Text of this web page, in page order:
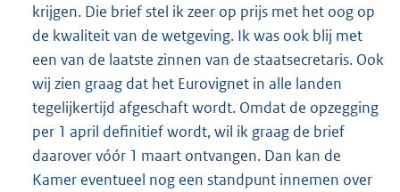
krijgen. Die brief stel ik zeer op prijs met het oog op
de kwaliteit van de wetgeving. Ik was ook blij met
een van de laatste zinnen van de staatsecretaris. Ook
wij zien graag dat het Eurovignet in alle landen
tegelijkertijd afgeschaft wordt. Omdat de opzegging
per 1 april definitief wordt, wil ik graag de brief
daarover vóór 1 maart ontvangen. Dan kan de
Kamer eventueel nog een standpunt innemen over